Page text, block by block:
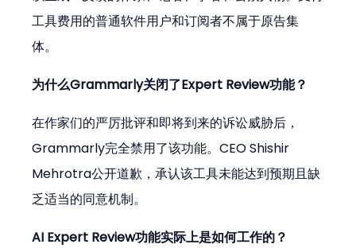
工具费用的普通软件用户和订阅者不属于原告集
体。
为什么Grammarly关闭了Expert Review功能？
在作家们的严厉批评和即将到来的诉讼威胁后，
Grammarly完全禁用了该功能。CEO Shishir
Mehrotra公开道歉，承认该工具未能达到预期且缺
乏适当的同意机制。
AI Expert Review功能实际上是如何工作的？